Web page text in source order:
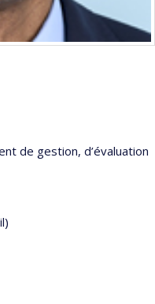
de gestion, d’évaluation